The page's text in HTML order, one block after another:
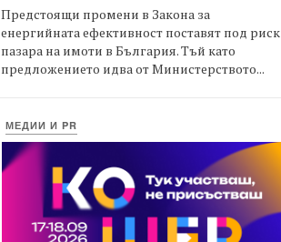
Предстоящи промени в Закона за
енергийната ефективност поставят под риск
пазара на имоти в България. Тъй като
предложението идва от Министерството...
МЕДИИ И PR